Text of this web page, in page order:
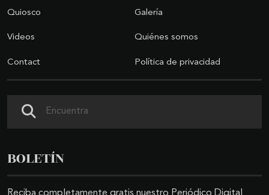
Quiosco Galería
Videos Quiénes somos
Contact Política de privacidad
BOLETÍN
Reciba completamente gratis nuestro Periódico Digital